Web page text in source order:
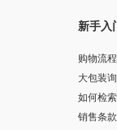
新手入
购物流程
大包装
如何检索
销售条款